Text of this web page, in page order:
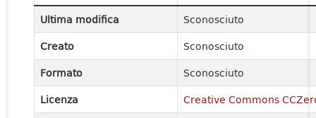
Ultima modifica
Sconosciuto
Creato
Sconosciuto
Formato
Sconosciuto
Licenza
Creative Commons